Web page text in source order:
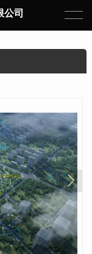
公司